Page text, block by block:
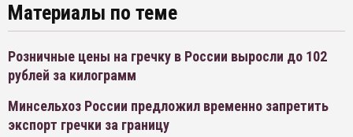
Материалы по теме
Розничные цены на гречку в России выросли до 102
рублей за килограмм
Минсельхоз России предложил временно запретить
экспорт гречки за границу